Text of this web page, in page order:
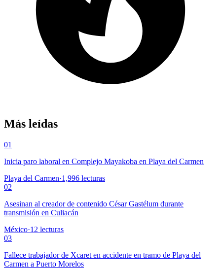
Más leídas
01
Inicia paro laboral en Complejo Mayakoba en Playa del Carmen
Playa del Carmen·1,996 lecturas
02
Asesinan al creador de contenido César Gastélum durante
transmisión en Culiacán
México·12 lecturas
03
Fallece trabajador de Xcaret en accidente en tramo de Playa del
Carmen a Puerto Morelos